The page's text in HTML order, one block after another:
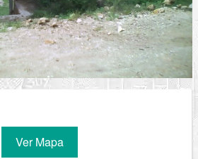
Ver Mapa